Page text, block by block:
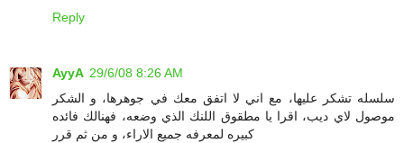
Reply
AyyA 29/6/08 8:26 AM
سلسله تشكر عليها، مع اني لا اتفق معك في جوهرها، و الشكر
موصول لاي ديب، اقرا يا مطقوق اللنك الذي وضعه، فهنالك فائده
كبيره لمعرفه جميع الاراء، و من ثم قرر